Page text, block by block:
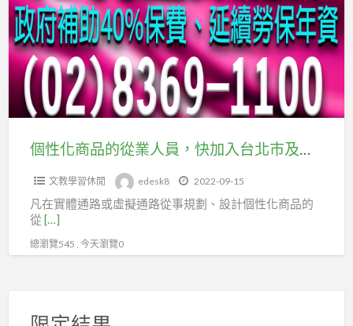
家，
勞
保
可
加
售
商
品
的
從
人
員，
個性化商品的從業人員，快加入台北市及新北市企劃經理人職業工會
文教學習休閒 edesk8 2022-09-15
凡在實體通路或虛擬通路從事規劃、設計個性化商品的
從 […]
總瀏覽545 , 今天瀏覽0